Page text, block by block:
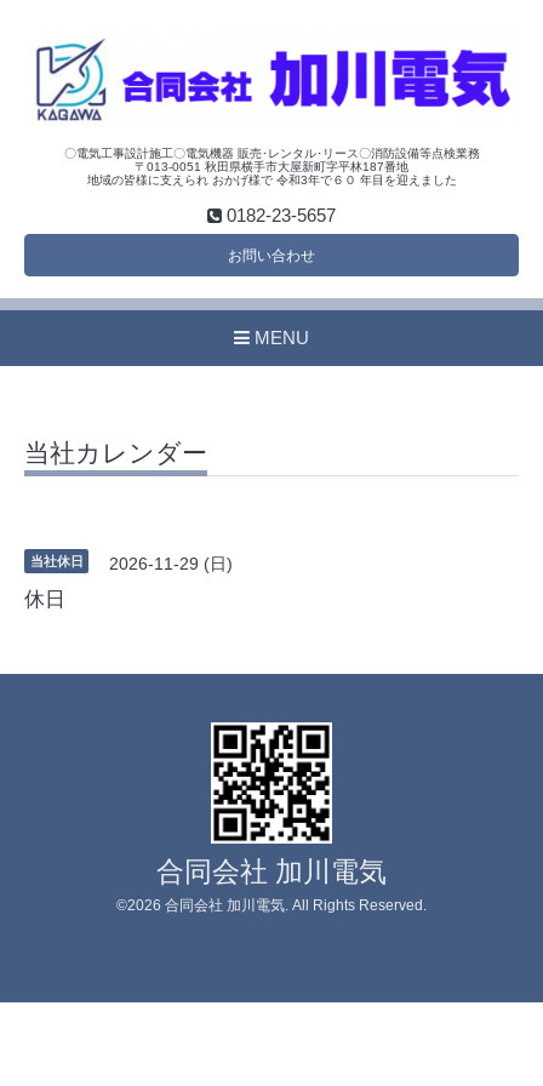
〇電気工事設計施工〇電気機器 販売･レンタル･リース〇消防設備等点検業務
〒013-0051 秋田県横手市大屋新町字平林187番地
地域の皆様に支えられ おかげ様で 令和3年で６０ 年目を迎えました
0182-23-5657
お問い合わせ
MENU
当社カレンダー
当社休日 2026-11-29 (日)
休日
合同会社 加川電気
©2026 合同会社 加川電気 . All Rights Reserved.